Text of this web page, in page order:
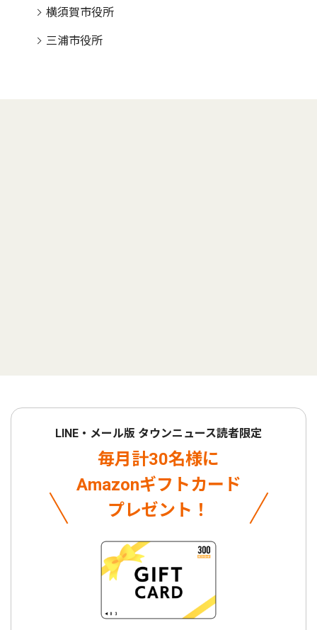
横須賀市役所
三浦市役所
LINE・メール版 タウンニュース読者限定
毎月計30名様に
Amazonギフトカード
プレゼント！